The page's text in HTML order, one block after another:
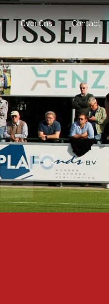
Over Ons Contact